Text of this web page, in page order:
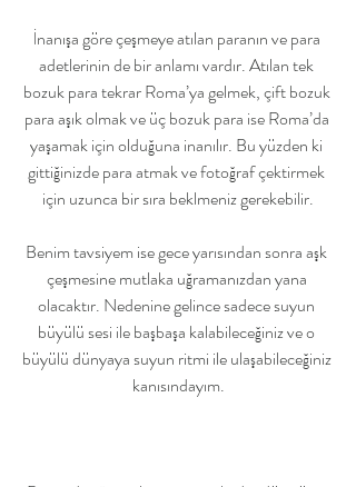
İnanışa göre çeşmeye atılan paranın ve para
adetlerinin de bir anlamı vardır. Atılan tek
bozuk para tekrar Roma’ya gelmek, çift bozuk
para aşık olmak ve üç bozuk para ise Roma’da
yaşamak için olduğuna inanılır. Bu yüzden ki
gittiğinizde para atmak ve fotoğraf çektirmek
için uzunca bir sıra beklmeniz gerekebilir.
Benim tavsiyem ise gece yarısından sonra aşk
çeşmesine mutlaka uğramanızdan yana
olacaktır. Nedenine gelince sadece suyun
büyülü sesi ile başbaşa kalabileceğiniz ve o
büyülü dünyaya suyun ritmi ile ulaşabileceğiniz
kanısındayım.